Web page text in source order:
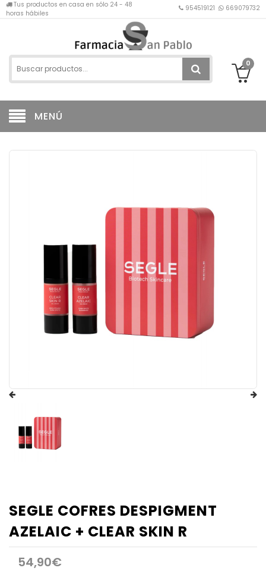
Tus productos en casa en sólo 24 - 48
horas hábiles
954519121 669079732
0
MENÚ
SEGLE COFRES DESPIGMENT
AZELAIC + CLEAR SKIN R
54,90€